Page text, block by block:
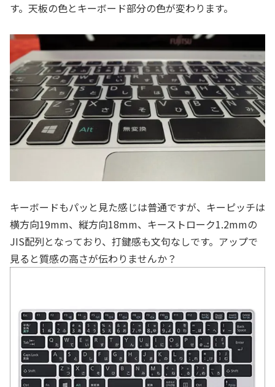
す。天板の色とキーボード部分の色が変わります。
キーボードもパッと見た感じは普通ですが、キーピッチは
横方向19mm、縦方向18mm、キーストローク1.2mmの
JIS配列となっており、打鍵感も文句なしです。アップで
見ると質感の高さが伝わりませんか？